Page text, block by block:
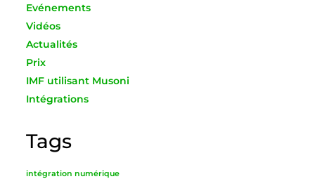
Evénements
Vidéos
Actualités
Prix
IMF utilisant Musoni
Intégrations
Tags
intégration numérique